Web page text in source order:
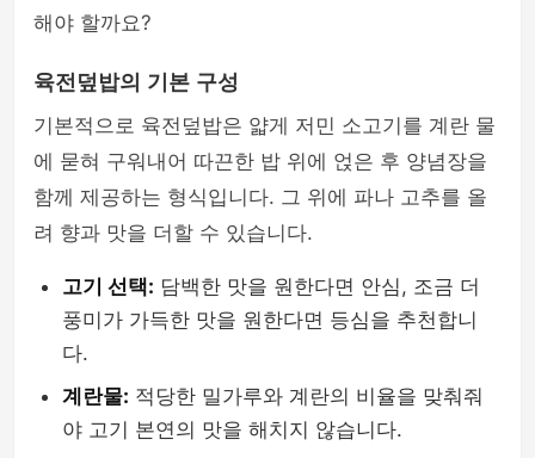
해야 할까요?
육전덮밥의 기본 구성
기본적으로 육전덮밥은 얇게 저민 소고기를 계란 물
에 묻혀 구워내어 따끈한 밥 위에 얹은 후 양념장을
함께 제공하는 형식입니다. 그 위에 파나 고추를 올
려 향과 맛을 더할 수 있습니다.
고기 선택: 담백한 맛을 원한다면 안심, 조금 더
풍미가 가득한 맛을 원한다면 등심을 추천합니
다.
계란물: 적당한 밀가루와 계란의 비율을 맞춰줘
야 고기 본연의 맛을 해치지 않습니다.